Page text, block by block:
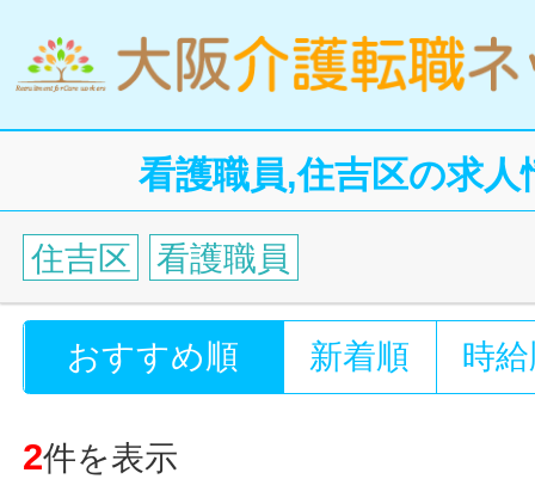
看護職員,住吉区の求人
住吉区 看護職員
おすすめ順 新着順 時
2件を表示